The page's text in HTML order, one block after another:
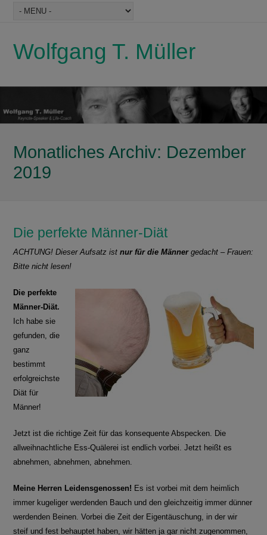
Wolfgang T. Müller
Monatliches Archiv: Dezember
2019
Die perfekte Männer-Diät
ACHTUNG! Dieser Aufsatz istnur für die Männergedacht – Frauen:
Bitte nicht lesen!
Die perfekte
Männer-Diät.
Ich habe sie
gefunden, die
ganz
bestimmt
erfolgreichste
Diät für
Männer!
Jetzt ist die richtige Zeit für das konsequente Abspecken. Die
allweihnachtliche Ess-Quälerei ist endlich vorbei. Jetzt heißt es
abnehmen, abnehmen, abnehmen.
Meine Herren Leidensgenossen! Es ist vorbei mit dem heimlich
immer kugeliger werdenden Bauch und den gleichzeitig immer dünner
werdenden Beinen. Vorbei die Zeit der Eigentäuschung, in der wir
steif und fest behauptet haben, wir hätten ja gar nicht zugenommen,